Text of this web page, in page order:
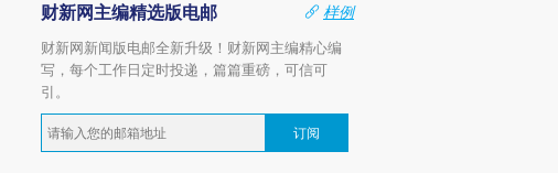
财新网主编精选版电邮
样例
财新网新闻版电邮全新升级！财新网主编精心编
写，每个工作日定时投递，篇篇重磅，可信可
引。
订阅